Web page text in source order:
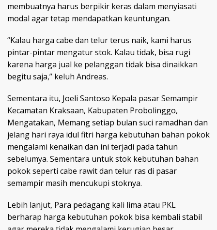
membuatnya harus berpikir keras dalam menyiasati
modal agar tetap mendapatkan keuntungan.
“Kalau harga cabe dan telur terus naik, kami harus
pintar-pintar mengatur stok. Kalau tidak, bisa rugi
karena harga jual ke pelanggan tidak bisa dinaikkan
begitu saja,” keluh Andreas.
Sementara itu, Joeli Santoso Kepala pasar Semampir
Kecamatan Kraksaan, Kabupaten Probolinggo,
Mengatakan, Memang setiap bulan suci ramadhan dan
jelang hari raya idul fitri harga kebutuhan bahan pokok
mengalami kenaikan dan ini terjadi pada tahun
sebelumya. Sementara untuk stok kebutuhan bahan
pokok seperti cabe rawit dan telur ras di pasar
semampir masih mencukupi stoknya.
Lebih lanjut, Para pedagang kali lima atau PKL
berharap harga kebutuhan pokok bisa kembali stabil